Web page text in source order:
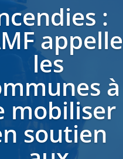
:
appelle
les
à
mobiliser
soutien